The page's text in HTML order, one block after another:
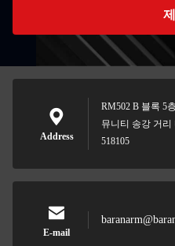
Address
RM502 B 블록 5
뮤니티 송강 거리
518105
E-mail